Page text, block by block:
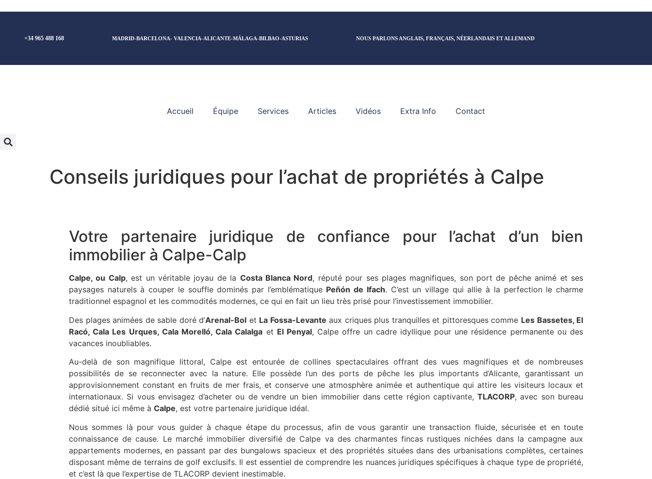
+34 965 488 168 MADRID-BARCELONA- VALENCIA-ALICANTE-MÁLAGA-BILBAO-ASTURIAS NOUS PARLONS ANGLAIS, FRANÇAIS, NÉERLANDAIS ET ALLEMAND
Accueil Équipe Services Articles Vidéos Extra Info Contact
Conseils juridiques pour l’achat de propriétés à Calpe
Votre partenaire juridique de confiance pour l’achat d’un bien
immobilier à Calpe-Calp
Calpe, ou Calp, est un véritable joyau de la Costa Blanca Nord, réputé pour ses plages magnifiques, son port de pêche animé et ses
paysages naturels à couper le souffle dominés par l’emblématique Peñón de Ifach. C’est un village qui allie à la perfection le charme
traditionnel espagnol et les commodités modernes, ce qui en fait un lieu très prisé pour l’investissement immobilier.
Des plages animées de sable doré d’Arenal-Bol et La Fossa-Levante aux criques plus tranquilles et pittoresques comme Les Bassetes, El
Racó, Cala Les Urques, Cala Morelló, Cala Calalga et El Penyal, Calpe offre un cadre idyllique pour une résidence permanente ou des
vacances inoubliables.
Au-delà de son magnifique littoral, Calpe est entourée de collines spectaculaires offrant des vues magnifiques et de nombreuses
possibilités de se reconnecter avec la nature. Elle possède l’un des ports de pêche les plus importants d’Alicante, garantissant un
approvisionnement constant en fruits de mer frais, et conserve une atmosphère animée et authentique qui attire les visiteurs locaux et
internationaux. Si vous envisagez d’acheter ou de vendre un bien immobilier dans cette région captivante,TLACORP, avec son bureau
dédié situé ici même à Calpe, est votre partenaire juridique idéal.
Nous sommes là pour vous guider à chaque étape du processus, afin de vous garantir une transaction fluide, sécurisée et en toute
connaissance de cause. Le marché immobilier diversifié de Calpe va des charmantes fincas rustiques nichées dans la campagne aux
appartements modernes, en passant par des bungalows spacieux et des propriétés situées dans des urbanisations complètes, certaines
disposant même de terrains de golf exclusifs. Il est essentiel de comprendre les nuances juridiques spécifiques à chaque type de propriété,
et c’est là que l’expertise de TLACORP devient inestimable.